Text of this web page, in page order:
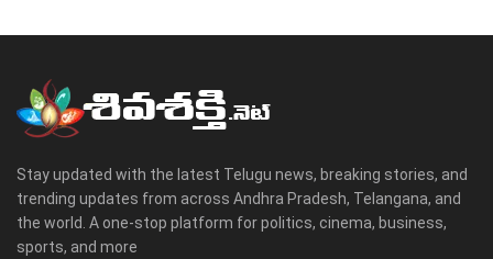
Stay updated with the latest Telugu news, breaking stories, and
trending updates from across Andhra Pradesh, Telangana, and
the world. A one-stop platform for politics, cinema, business,
sports, and more